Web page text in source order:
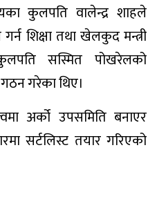
कुलपति वालेन्द्र शाहले
शिक्षा तथा खेलकुद मन्त्री
सस्मित पोखरेलको
गरेका थिए।
अर्को उपसमिति बनाएर
सर्टलिस्ट तयार गरिएको